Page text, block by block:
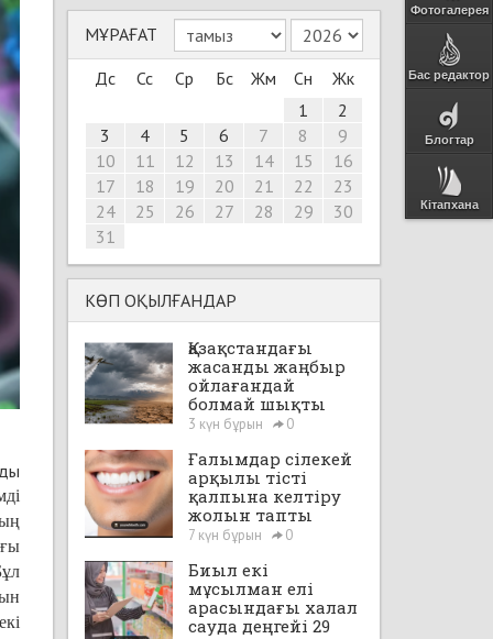
Фотогалерея
Бас редактор
Блогтар
Кітапхана
МҰРАҒАТ
Дс
Сс Ср Бс Жм Сн
Жк
1
2
3
4 5 6 7 8
9
10
11 12 13 14 15
16
17
18 19 20 21 22
23
24
25 26 27 28 29
30
31
КӨП ОҚЫЛҒАНДАР
Қазақстандағы
жасанды жаңбыр
ойлағандай
болмай шықты
3 күн бұрын 0
Ғалымдар сілекей
арқылы тісті
қалпына келтіру
жолын тапты
7 күн бұрын 0
Биыл екі
мұсылман елі
арасындағы халал
сауда деңгейі 29